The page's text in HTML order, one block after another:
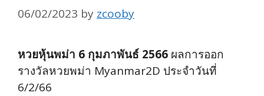
06/02/2023 by zcooby
หวยหุ้นพม่า 6 กุมภาพันธ์ 2566 ผลการออก
รางวัลหวยพม่า Myanmar2D ประจำวันที่
6/2/66